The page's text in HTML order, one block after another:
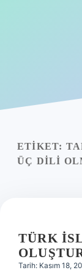
Yasal Uyarı
ETIKET:
ÜÇ DILI
TÜRK
Tarih: Kasım 18,